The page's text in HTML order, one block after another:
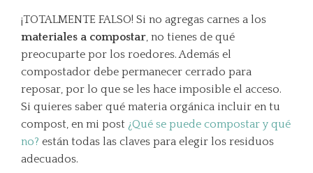
¡TOTALMENTE FALSO! Si no agregas carnes a los
materiales a compostar, no tienes de qué
preocuparte por los roedores. Además el
compostador debe permanecer cerrado para
reposar, por lo que se les hace imposible el acceso.
Si quieres saber qué materia orgánica incluir en tu
compost, en mi post ¿Qué se puede compostar y qué
no? están todas las claves para elegir los residuos
adecuados.